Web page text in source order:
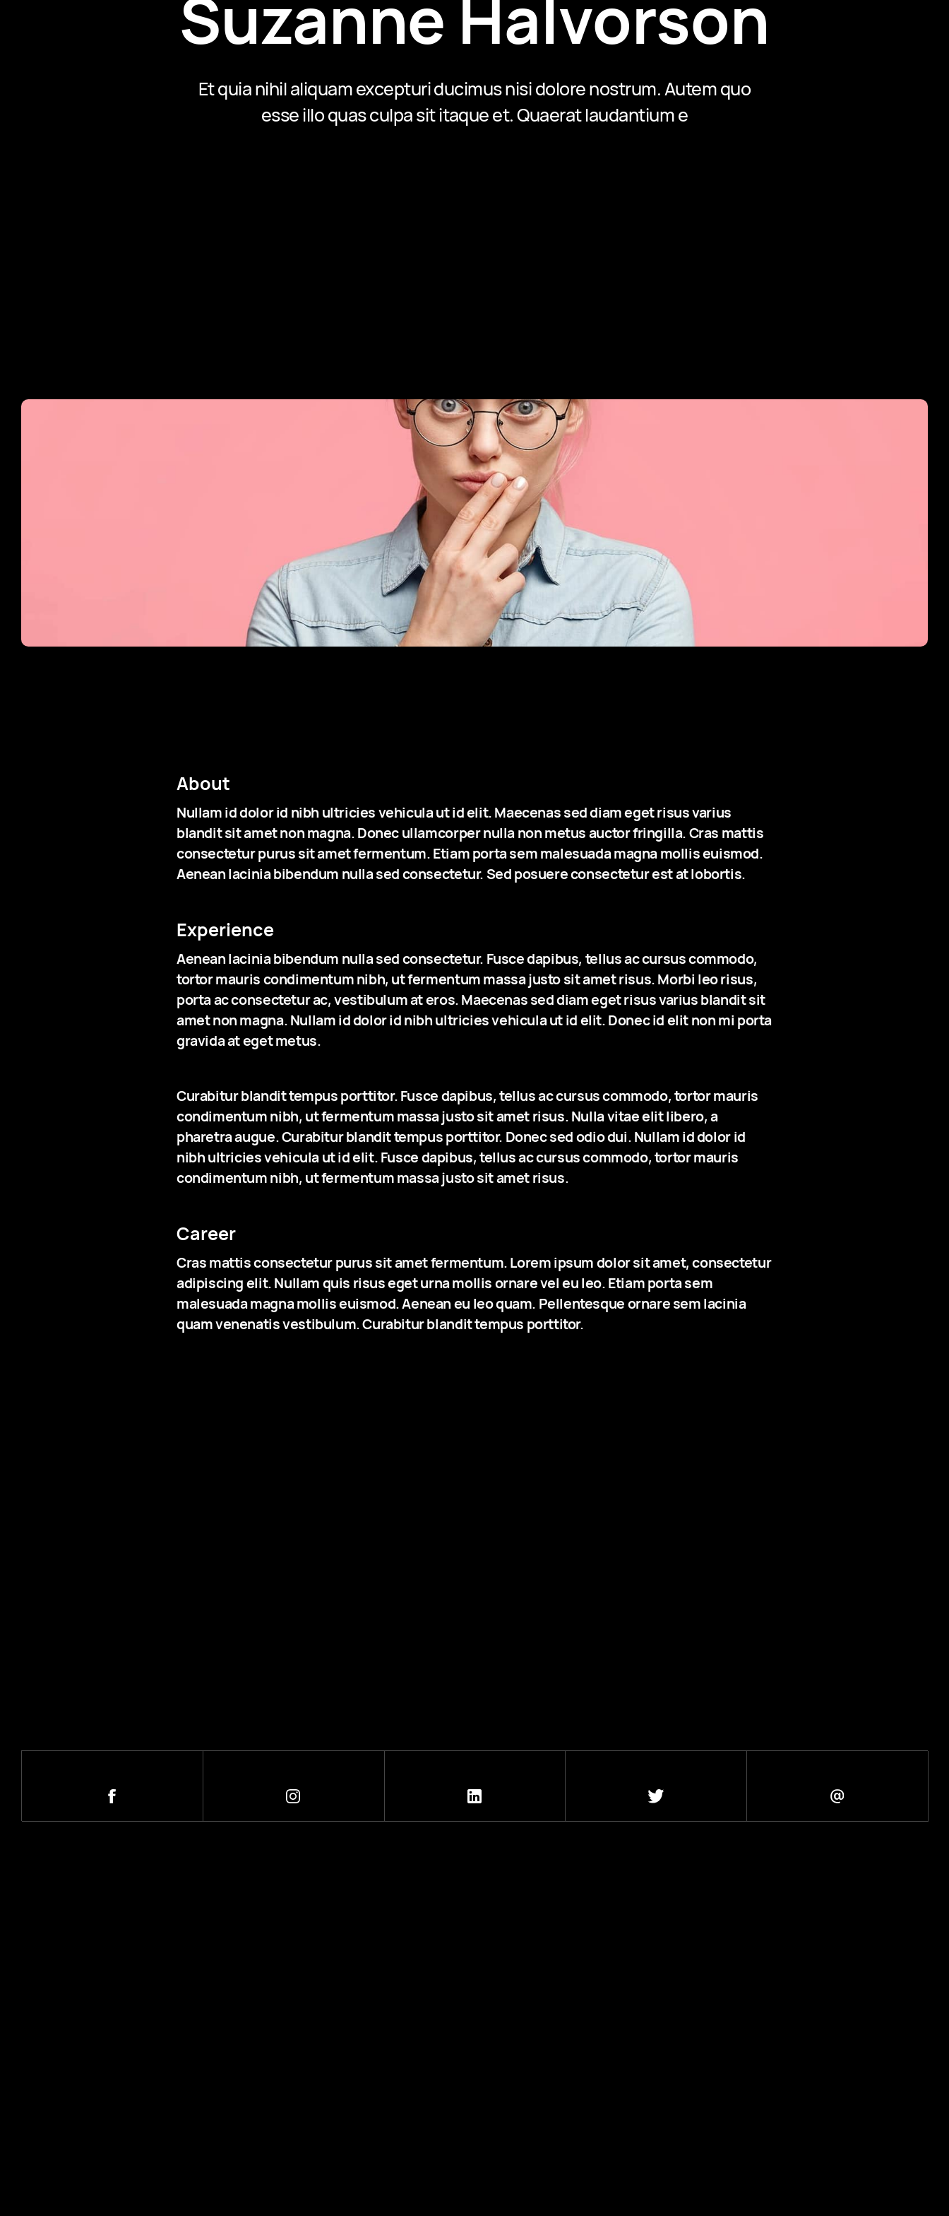
Suzanne Halvorson
Et quia nihil aliquam excepturi ducimus nisi dolore nostrum. Autem quo
esse illo quas culpa sit itaque et. Quaerat laudantium e
About
Nullam id dolor id nibh ultricies vehicula ut id elit. Maecenas sed diam eget risus varius
blandit sit amet non magna. Donec ullamcorper nulla non metus auctor fringilla. Cras mattis
consectetur purus sit amet fermentum. Etiam porta sem malesuada magna mollis euismod.
Aenean lacinia bibendum nulla sed consectetur. Sed posuere consectetur est at lobortis.
Experience
Aenean lacinia bibendum nulla sed consectetur. Fusce dapibus, tellus ac cursus commodo,
tortor mauris condimentum nibh, ut fermentum massa justo sit amet risus. Morbi leo risus,
porta ac consectetur ac, vestibulum at eros. Maecenas sed diam eget risus varius blandit sit
amet non magna. Nullam id dolor id nibh ultricies vehicula ut id elit. Donec id elit non mi porta
gravida at eget metus.
Curabitur blandit tempus porttitor. Fusce dapibus, tellus ac cursus commodo, tortor mauris
condimentum nibh, ut fermentum massa justo sit amet risus. Nulla vitae elit libero, a
pharetra augue. Curabitur blandit tempus porttitor. Donec sed odio dui. Nullam id dolor id
nibh ultricies vehicula ut id elit. Fusce dapibus, tellus ac cursus commodo, tortor mauris
condimentum nibh, ut fermentum massa justo sit amet risus.
Career
Cras mattis consectetur purus sit amet fermentum. Lorem ipsum dolor sit amet, consectetur
adipiscing elit. Nullam quis risus eget urna mollis ornare vel eu leo. Etiam porta sem
malesuada magna mollis euismod. Aenean eu leo quam. Pellentesque ornare sem lacinia
quam venenatis vestibulum. Curabitur blandit tempus porttitor.